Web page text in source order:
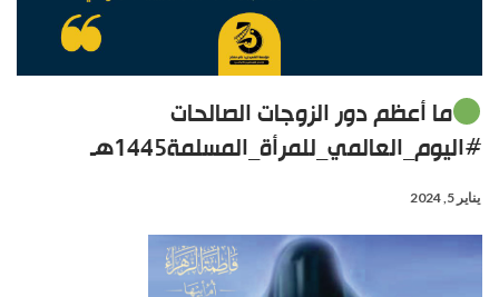
ما أعظم دور الزوجات الصالحات
#اليوم_العالمي_للمرأة_المسلمة1445هـ
يناير 5, 2024